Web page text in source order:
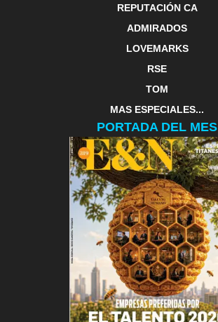
REPUTACIÓN CA
ADMIRADOS
LOVEMARKS
RSE
TOM
MAS ESPECIALES...
PORTADA DEL MES